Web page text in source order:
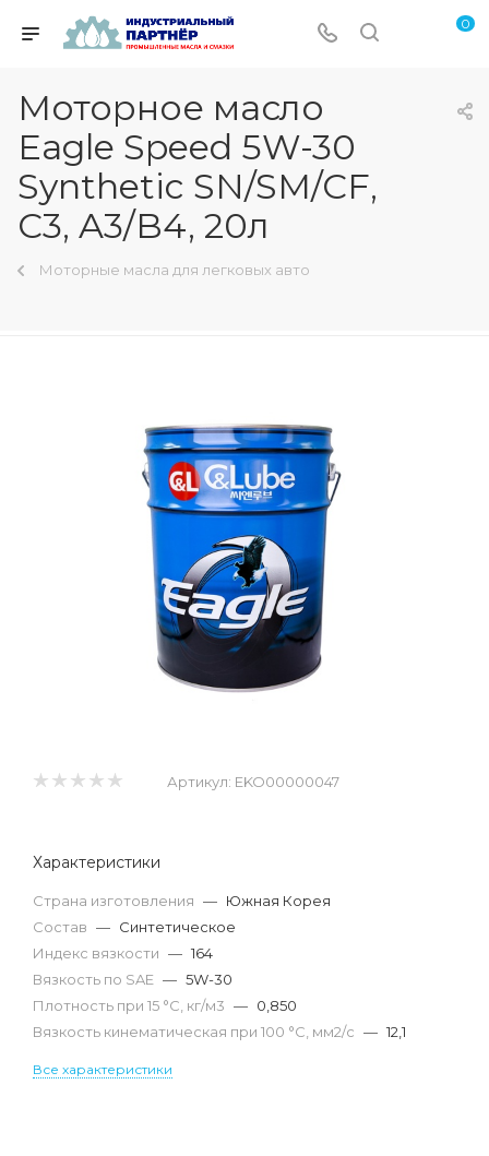
0
Моторное масло
Eagle Speed 5W-30
Synthetic SN/SM/CF,
C3, A3/B4, 20л
Моторные масла для легковых авто
Артикул: EKO00000047
Характеристики
Страна изготовления — Южная Корея
Состав — Синтетическое
Индекс вязкости — 164
Вязкость по SAE — 5W-30
Плотность при 15 °С, кг/м3 — 0,850
Вязкость кинематическая при 100 °С, мм2/с — 12,1
Все характеристики